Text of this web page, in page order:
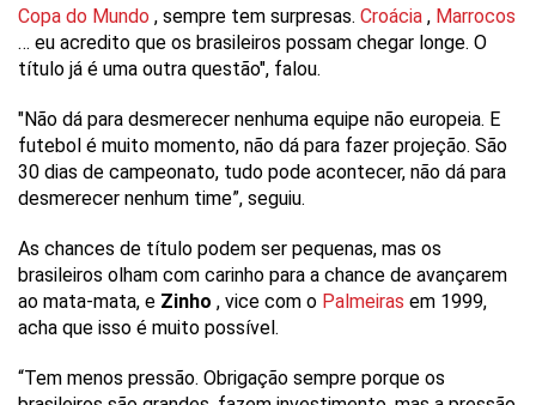
Copa do Mundo , sempre tem surpresas. Croácia , Marrocos
… eu acredito que os brasileiros possam chegar longe. O
título já é uma outra questão", falou.
"Não dá para desmerecer nenhuma equipe não europeia. E
futebol é muito momento, não dá para fazer projeção. São
30 dias de campeonato, tudo pode acontecer, não dá para
desmerecer nenhum time”, seguiu.
As chances de título podem ser pequenas, mas os
brasileiros olham com carinho para a chance de avançarem
ao mata-mata, e Zinho , vice com o Palmeiras em 1999,
acha que isso é muito possível.
“Tem menos pressão. Obrigação sempre porque os